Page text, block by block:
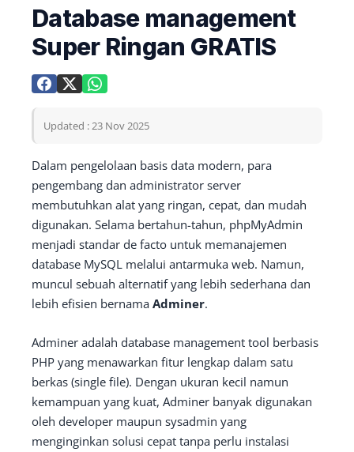
Database management
Super Ringan GRATIS
Updated : 23 Nov 2025
Dalam pengelolaan basis data modern, para
pengembang dan administrator server
membutuhkan alat yang ringan, cepat, dan mudah
digunakan. Selama bertahun-tahun, phpMyAdmin
menjadi standar de facto untuk memanajemen
database MySQL melalui antarmuka web. Namun,
muncul sebuah alternatif yang lebih sederhana dan
lebih efisien bernama Adminer.
Adminer adalah database management tool berbasis
PHP yang menawarkan fitur lengkap dalam satu
berkas (single file). Dengan ukuran kecil namun
kemampuan yang kuat, Adminer banyak digunakan
oleh developer maupun sysadmin yang
menginginkan solusi cepat tanpa perlu instalasi